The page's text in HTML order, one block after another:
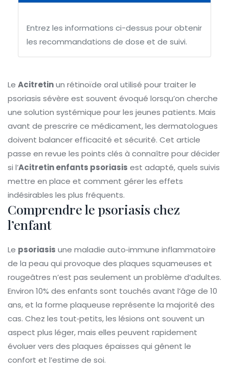
Entrez les informations ci-dessus pour obtenir
les recommandations de dose et de suivi.
Le Acitretinun rétinoïde oral utilisé pour traiter le
psoriasis sévère est souvent évoqué lorsqu’on cherche
une solution systémique pour les jeunes patients. Mais
avant de prescrire ce médicament, les dermatologues
doivent balancer efficacité et sécurité. Cet article
passe en revue les points clés à connaître pour décider
si l’Acitretin enfants psoriasis est adapté, quels suivis
mettre en place et comment gérer les effets
indésirables les plus fréquents.
Comprendre le psoriasis chez
l’enfant
Le psoriasis une maladie auto‑immune inflammatoire
de la peau qui provoque des plaques squameuses et
rougeâtres n’est pas seulement un problème d’adultes.
Environ 10% des enfants sont touchés avant l’âge de 10
ans, et la forme plaqueuse représente la majorité des
cas. Chez les tout‑petits, les lésions ont souvent un
aspect plus léger, mais elles peuvent rapidement
évoluer vers des plaques épaisses qui gênent le
confort et l’estime de soi.